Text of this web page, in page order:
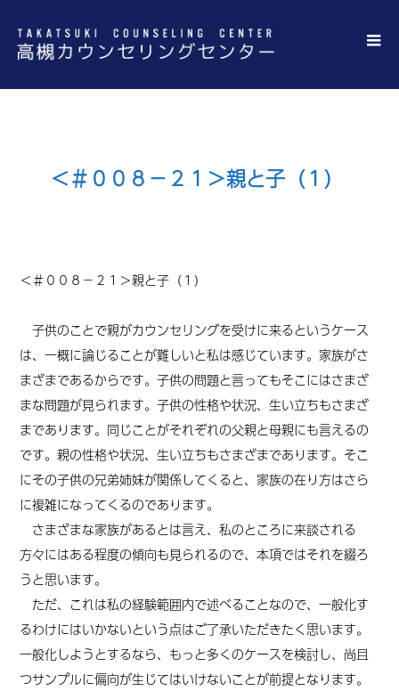
＜＃００８－２１＞親と子（１）
＜＃００８－２１ ＞親と子（１）
子供のことで親がカウンセリングを受けに来るというケース
は、一概に論じることが難しいと私は感じています。家族がさ
まざまであるからです。子供の問題と言ってもそこにはさまざ
まな問題が見られます。子供の性格や状況、生い立ちもさまざ
まであります。同じことがそれぞれの父親と母親にも言えるの
です。親の性格や状況、生い立ちもさまざまであります。そこ
にその子供の兄弟姉妹が関係してくると、 家族の在り方はさら
に複雑になってくるのであります。
さまざまな家族があるとは言え、私のところに来談される
方々にはある程度の傾向も見られるので、本項ではそれを綴ろ
うと思います。
ただ、これは私の経験範囲内で述べることなので、一般化す
るわけにはいかないという点はご了承いただきたく思います。
一般化しようとするなら、もっと多くのケースを検討し、 尚且
つサンプルに偏向が生じてはいけないことが前提となります。